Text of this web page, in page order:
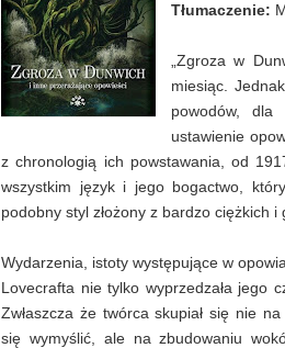
Tłumaczenie:
„Zgroza w
miesiąc.
powodów,
ustawienie
z chronologią ich powstawania, od
wszystkim język i jego bogactwo,
podobny styl złożony z bardzo ciężkich i
Wydarzenia, istoty występujące w
Lovecrafta nie tylko wyprzedzała jego
Zwłaszcza że twórca skupiał się nie
się wymyślić, ale na zbudowaniu